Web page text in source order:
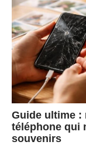
Guide ultime :
téléphone qui
souvenirs